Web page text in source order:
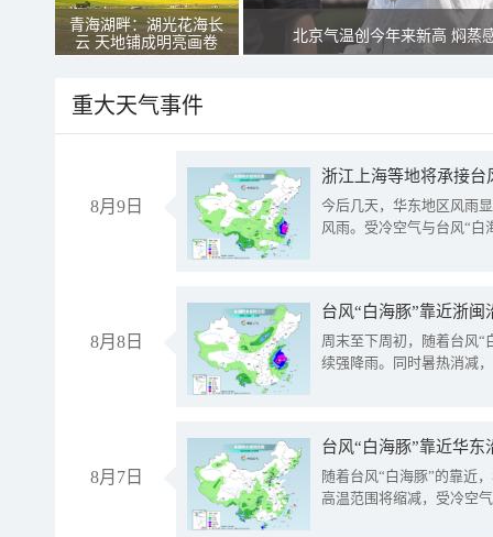
青海湖畔：湖光花海长
云 天地铺成明亮画卷
北京气温创今年来新高 焖蒸
重大天气事件
8月9日
浙江上海等地将承接台
今后几天，华东地区风雨
风雨。受冷空气与台风“白
8月8日
台风“白海豚”靠近浙
周末至下周初，随着台风“
续强降雨。同时暑热消减
8月7日
台风“白海豚”靠近华
随着台风“白海豚”的靠近
高温范围将缩减，受冷空